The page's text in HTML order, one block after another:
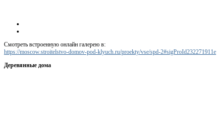
Смотреть встроенную онлайн галерею в:
https://moscow.stroitelstvo-domov-pod-klyuch.ru/proekty/vse/spd-2#sigProId232271911e
Деревянные дома